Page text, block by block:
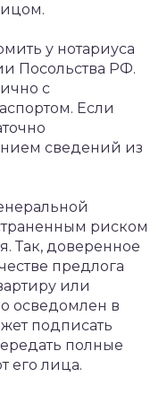
у нотариуса
Посольства РФ.
с
Если
сведений из
риском
Так, доверенное
предлога
или
осведомлен в
подписать
полные
его лица.